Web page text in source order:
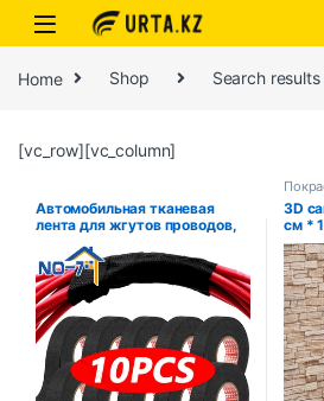
Home Shop Search results
[vc_row][vc_column]
Автомобильная тканевая
лента для жгутов проводов,
водонепроницаемая
изоляционная изоляционная
лента, черная
самоклеящаяся тканевая
лента
3D
см *